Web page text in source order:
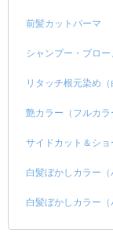
前髪カットパーマ
シャンプー・ブロ
リタッチ根元染め（
艶カラー（フルカラ
サイドカット＆ショ
白髪ぼかしカラー（
白髪ぼかしカラー（